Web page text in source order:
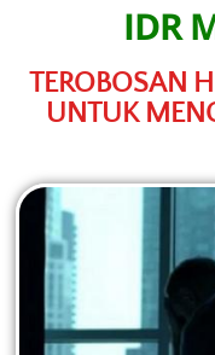
IDR
TEROBOSAN
UNTUK